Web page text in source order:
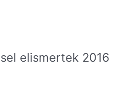
elismertek 2016